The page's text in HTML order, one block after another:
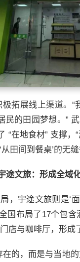
拓展线上渠道。
民的田园梦想。”
“在地食材” 支撑
田间到餐桌’的无
途文旅：形成全域
，宇途文旅则是‘
国布局了17个包
店与咖啡厅，形
的，而是与当地